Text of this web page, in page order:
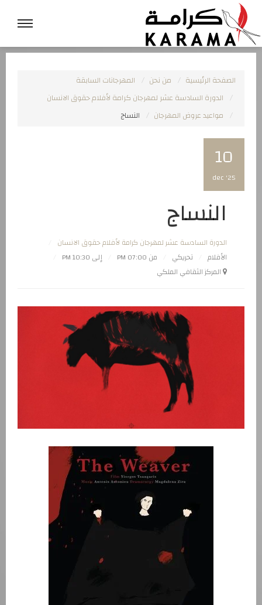
الصفحة الرئيسية من نحن
المهرجانات السابقة
الدورة السادسة عشر لمهرجان كرامة لأفلام حقوق الانسان
مواعيد عروض المهرجان
النساج
10
dec '25
النساج
الدورة السادسة عشر لمهرجان كرامة لأفلام حقوق الانسان
الأفلام
تحريكي من 07:00 PM
إلى 10:30 PM
المركز الثقافي الملكي